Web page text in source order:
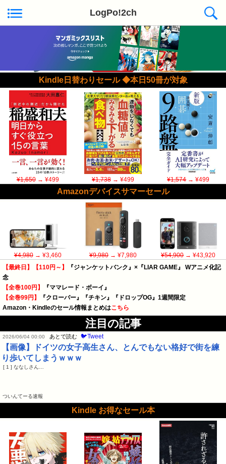
LogPo!2ch
Kindle日替わりセール ◆本日50冊が対象
¥1,650→ ¥499 ¥1,738→ ¥499 ¥1,574→ ¥499
Amazonデバイスサマーセール
¥4,980→ ¥3,460 ¥9,980→ ¥7,980 ¥54,900→ ¥43,920
【最終日】【110円～】
『ジャンケットバンク』×『LIAR GAME』 Wアニメ化記
念
【全巻100円】
『ママレード・ボーイ』
【全巻99円】
『クローバー』『チキン』『ドロップOG』1週間限定
Amazon・Kindleのセール情報まとめはこちら
注目の記事
2026/06/04 00:00 あとで読む 🐦Tweet
【画像】ドイツの女子高生さん、とんでもない格好で街を練
り歩いてしまうｗｗｗ
[ 1 ] ななしさん…
ついんてーる速報
Kindle お得なセール本